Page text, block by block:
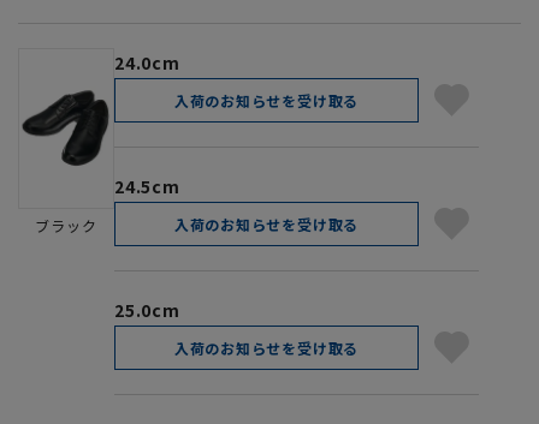
ブラック
24.0cm
入荷のお知らせを受け取る
24.5cm
入荷のお知らせを受け取る
25.0cm
入荷のお知らせを受け取る